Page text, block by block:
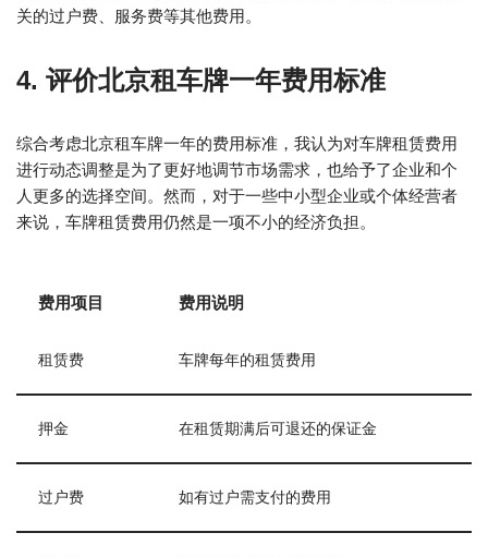
关的过户费、服务费等其他费用。
4. 评价北京租车牌一年费用标准
综合考虑北京租车牌一年的费用标准，我认为对车牌租赁费用
进行动态调整是为了更好地调节市场需求，也给予了企业和个
人更多的选择空间。然而，对于一些中小型企业或个体经营者
来说，车牌租赁费用仍然是一项不小的经济负担。
费用项目 费用说明
租赁费 车牌每年的租赁费用
押金 在租赁期满后可退还的保证金
过户费 如有过户需支付的费用